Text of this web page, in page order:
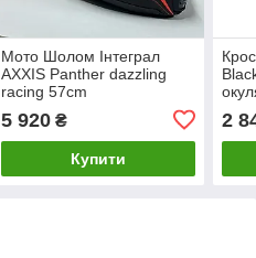
Мото Шолом Інтеграл
AXXIS Panther dazzling
racing 57cm
5 920₴
Купити
2